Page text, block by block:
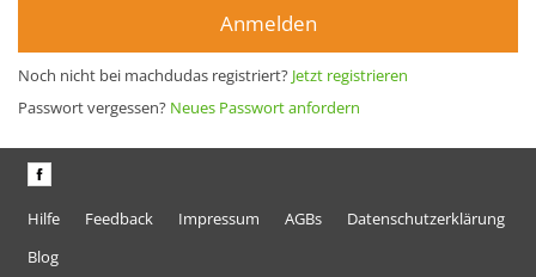
Anmelden
Noch nicht bei machdudas registriert? Jetzt registrieren
Passwort vergessen? Neues Passwort anfordern
Hilfe Feedback Impressum AGBs
Datenschutzerklärung
Blog